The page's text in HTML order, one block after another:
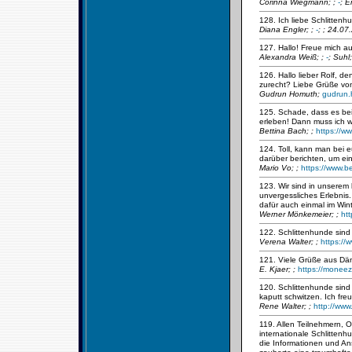
Corinna Wiegmann; ; -;
128. Ich liebe
Diana Engler; ; -; ;
127. Hallo! Freue mich
Alexandra Weiß; ; -;
126. Hallo lieber Rolf,
zurecht? Liebe Grüße
Gudrun Homuth;
125. Schade, dass es
erleben! Dann muss ich
Bettina Bach; ; https://
124. Toll, kann man bei
darüber berichten, um
Mario Vo; ; https://
123. Wir sind in
unvergessliches
dafür auch einmal im
Werner Mönkemeier; ;
122. Schlittenhunde
Verena Walter; ; https://
121. Viele Grüße aus
E. Kjaer; ; https://
120. Schlittenhunde
kaputt schwitzen. Ich
Rene Walter; ; http://
119. Allen Teilnehmern,
internationale
die Informationen und